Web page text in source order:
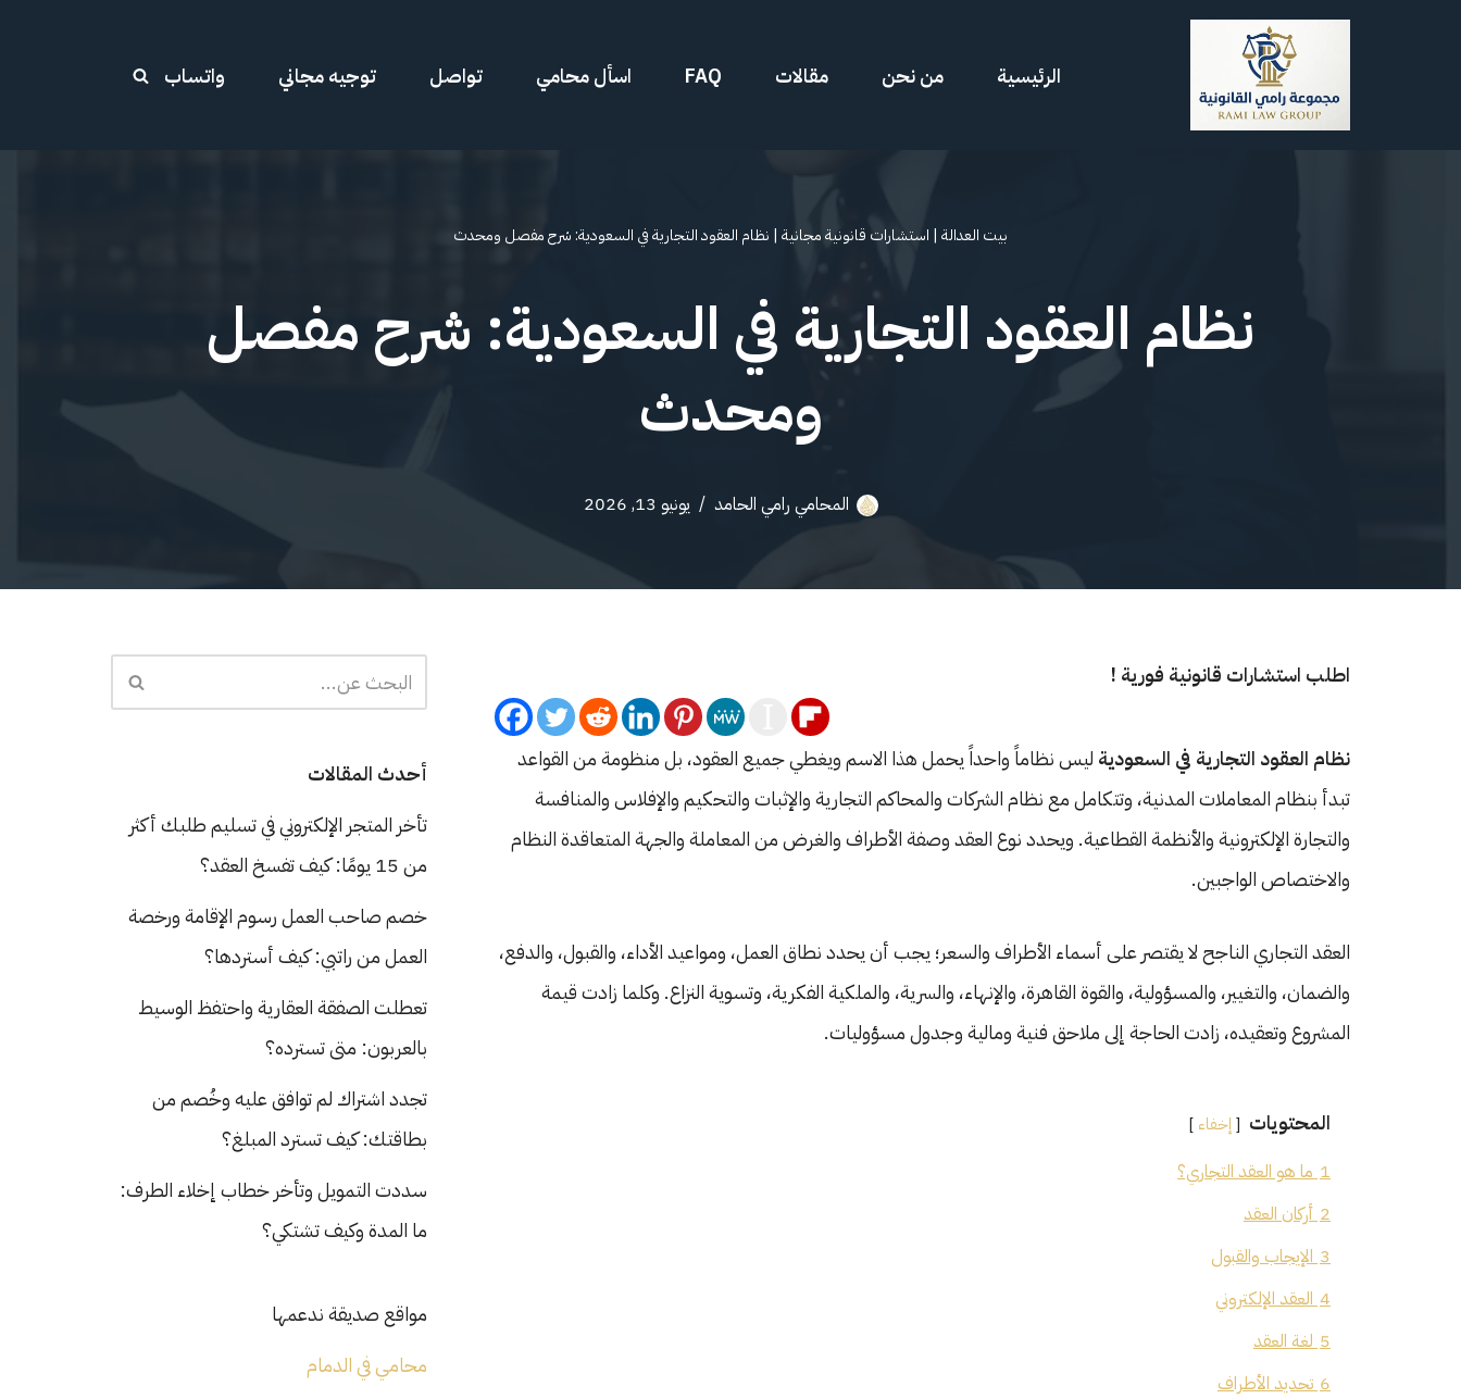
الرئيسية من نحن مقالات FAQ اسأل محامي تواصل توجيه مجاني واتساب
بيت العدالة | استشارات قانونية مجانية | نظام العقود التجارية في السعودية: شرح مفصل ومحدث
نظام العقود التجارية في السعودية: شرح مفصل
ومحدث
المحامي رامي الحامد يونيو 13, 2026
اطلب استشارات قانونية فورية !
نظام العقود التجارية في السعودية ليس نظاماً واحداً يحمل هذا الاسم ويغطي جميع العقود، بل منظومة من القواعد
تبدأ بنظام المعاملات المدنية، وتتكامل مع نظام الشركات والمحاكم التجارية والإثبات والتحكيم والإفلاس والمنافسة
والتجارة الإلكترونية والأنظمة القطاعية. ويحدد نوع العقد وصفة الأطراف والغرض من المعاملة والجهة المتعاقدة النظام
والاختصاص الواجبين.
العقد التجاري الناجح لا يقتصر على أسماء الأطراف والسعر؛ يجب أن يحدد نطاق العمل، ومواعيد الأداء، والقبول، والدفع،
والضمان، والتغيير، والمسؤولية، والقوة القاهرة، والإنهاء، والسرية، والملكية الفكرية، وتسوية النزاع. وكلما زادت قيمة
المشروع وتعقيده، زادت الحاجة إلى ملاحق فنية ومالية وجدول مسؤوليات.
المحتويات إخفاء
1 ما هو العقد التجاري؟
2 أركان العقد
3 الإيجاب والقبول
4 العقد الإلكتروني
5 لغة العقد
6 تحديد الأطراف
أحدث المقالات
تأخر المتجر الإلكتروني في تسليم طلبك أكثر
من 15 يومًا: كيف تفسخ العقد؟
خصم صاحب العمل رسوم الإقامة ورخصة
العمل من راتبي: كيف أستردها؟
تعطلت الصفقة العقارية واحتفظ الوسيط
بالعربون: متى تسترده؟
تجدد اشتراك لم توافق عليه وخُصم من
بطاقتك: كيف تسترد المبلغ؟
سددت التمويل وتأخر خطاب إخلاء الطرف:
ما المدة وكيف تشتكي؟
مواقع صديقة ندعمها
محامي في الدمام